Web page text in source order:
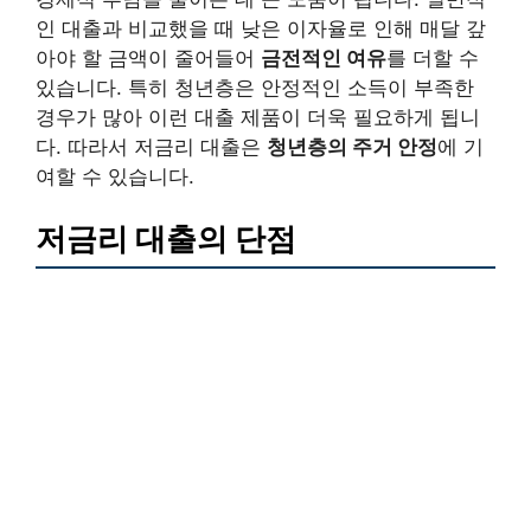
인 대출과 비교했을 때 낮은 이자율로 인해 매달 갚
아야 할 금액이 줄어들어 금전적인 여유를 더할 수
있습니다. 특히 청년층은 안정적인 소득이 부족한
경우가 많아 이런 대출 제품이 더욱 필요하게 됩니
다. 따라서 저금리 대출은 청년층의 주거 안정에 기
여할 수 있습니다.
저금리 대출의 단점